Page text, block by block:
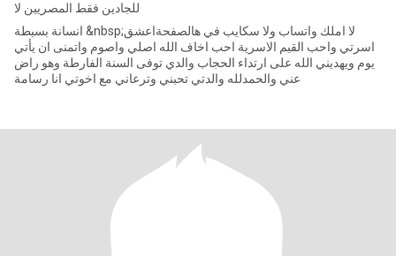
للجادين فقط المصريين لا
انسانة بسيطة &nbsp;لا املك واتساب ولا سكايب في هالصفحةاعشق
اسرتي واحب القيم الاسرية احب اخاف الله اصلي واصوم واتمنى ان يأتي
يوم ويهديني الله على ارتداء الحجاب والدي توفى السنة الفارطة وهو راض
عني والحمدلله والدتي تحبني وترعاني مع اخوتي انا رسامة